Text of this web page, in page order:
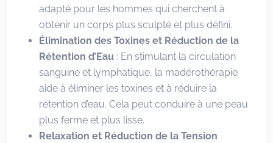
adapté pour les hommes qui cherchent à
obtenir un corps plus sculpté et plus défini.
Élimination des Toxines et Réduction de la
Rétention d’Eau : En stimulant la circulation
sanguine et lymphatique, la madérothérapie
aide à éliminer les toxines et à réduire la
rétention d’eau. Cela peut conduire à une peau
plus ferme et plus lisse.
Relaxation et Réduction de la Tension